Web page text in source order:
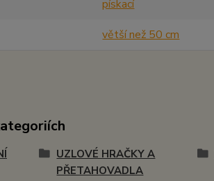
pískací
větší než 50 cm
UZLOVÉ HRAČKY A
PŘETAHOVADLA